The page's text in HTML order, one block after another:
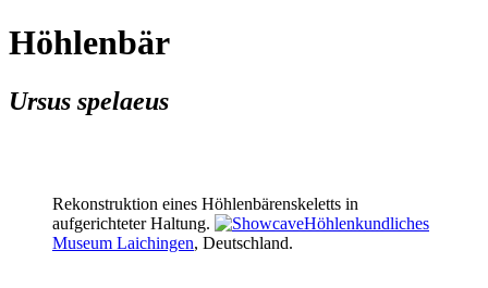
Höhlenbär
Ursus spelaeus
Rekonstruktion eines Höhlenbärenskeletts in
aufgerichteter Haltung.
Höhlenkundliches
Museum Laichingen, Deutschland.